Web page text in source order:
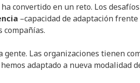
convertido en un reto. Los desafíos
–capacidad de adaptación frente
compañías.
gente. Las organizaciones tienen
adaptado a nueva modalidad